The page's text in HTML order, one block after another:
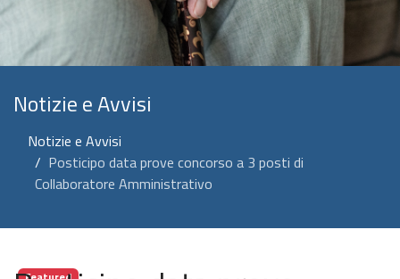
Notizie e Avvisi
Notizie e Avvisi
Posticipo data prove concorso a 3 posti di
Collaboratore Amministrativo